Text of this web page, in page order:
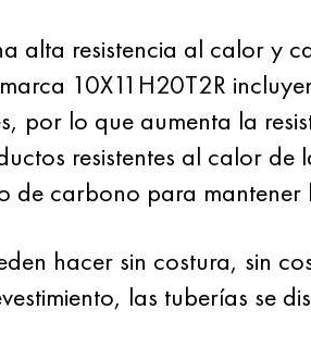
alta resistencia al calor y
10X11H20T2R
por lo que aumenta la
resistentes al calor
de carbono para mantener
hacer sin costura, sin
las tuberías se